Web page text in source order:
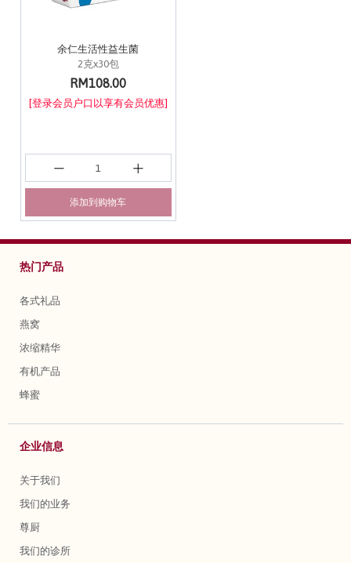
余仁生活性益生菌
2克x30包
RM108.00
[登录会员户口以享有会员优惠]
添加到购物车
热门产品
各式礼品
燕窝
浓缩精华
有机产品
蜂蜜
企业信息
关于我们
我们的业务
尊厨
我们的诊所